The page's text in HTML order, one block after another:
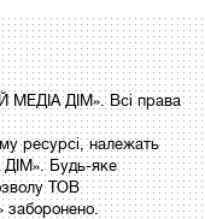
ДІМ». Всі права
ресурсі, належать
Будь-яке
ТОВ